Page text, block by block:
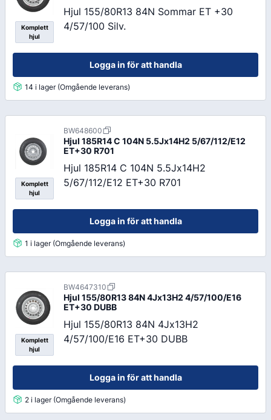
Komplett
hjul
Hjul 155/80R13 84N Sommar ET +30
4/57/100 Silv.
Logga in för att handla
14 i lager (Omgående leverans)
Komplett
hjul
BW648600
Hjul 185R14 C 104N 5.5Jx14H2 5/67/112/E12
ET+30 R701
Hjul 185R14 C 104N 5.5Jx14H2
5/67/112/E12 ET+30 R701
Logga in för att handla
1 i lager (Omgående leverans)
Komplett
hjul
BW4647310
Hjul 155/80R13 84N 4Jx13H2 4/57/100/E16
ET+30 DUBB
Hjul 155/80R13 84N 4Jx13H2
4/57/100/E16 ET+30 DUBB
Logga in för att handla
2 i lager (Omgående leverans)